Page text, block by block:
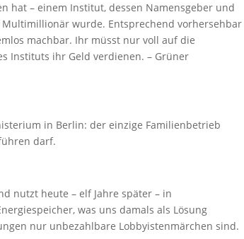
hat – einem Institut, dessen Namensgeber und
wurde. Entsprechend vorhersehbar
machbar. Ihr müsst nur voll auf die
Instituts ihr Geld verdienen. – Grüner
in Berlin: der einzige Familienbetrieb
darf.
nutzt heute – elf Jahre später – in
was uns damals als Lösung
nur unbezahlbare Lobbyistenmärchen sind.